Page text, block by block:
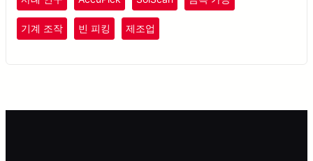
기계 조작 빈 피킹 제조업